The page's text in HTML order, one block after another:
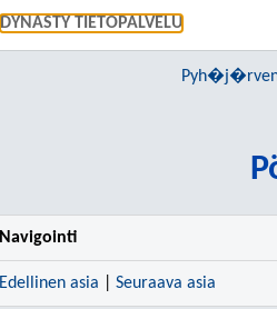
DYNASTY TIETOPALVELU
Pyh�j�rven
Navigointi
Edellinen asia Seuraava asia